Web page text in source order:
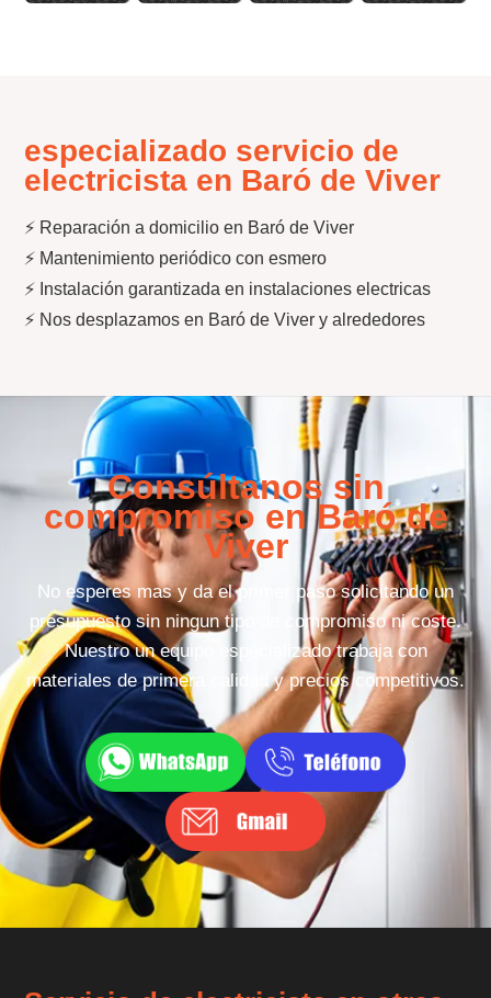
especializado servicio de
electricista en Baró de Viver
⚡ Reparación a domicilio en Baró de Viver
⚡ Mantenimiento periódico con esmero
⚡ Instalación garantizada en instalaciones electricas
⚡ Nos desplazamos en Baró de Viver y alrededores
Consúltanos sin
compromiso en Baró de
Viver
No esperes mas y da el primer paso solicitando un
presupuesto sin ningun tipo de compromiso ni coste.
Nuestro un equipo especializado trabaja con
materiales de primera calidad y precios competitivos.